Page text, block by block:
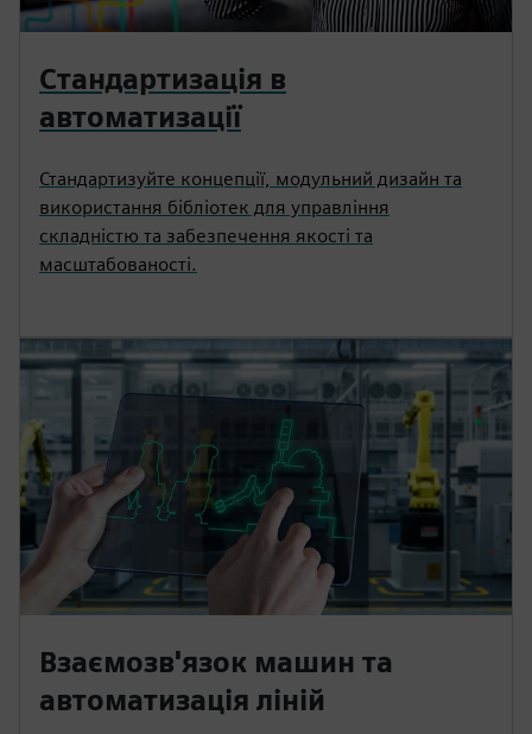
Стандартизація в
автоматизації
Стандартизуйте концепції, модульний дизайн та
використання бібліотек для управління
складністю та забезпечення якості та
масштабованості.
Взаємозв'язок машин та
автоматизація ліній